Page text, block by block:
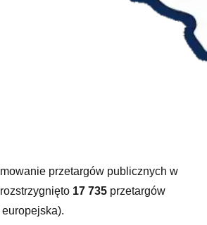
przetargów publicznych w
17 735 przetargów